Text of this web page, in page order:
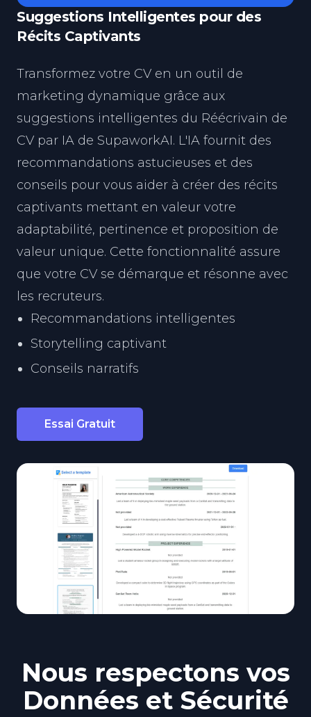
Suggestions Intelligentes pour des
Récits Captivants
Transformez votre CV en un outil de
marketing dynamique grâce aux
suggestions intelligentes du Réécrivain de
CV par IA de SupaworkAI. L'IA fournit des
recommandations astucieuses et des
conseils pour vous aider à créer des récits
captivants mettant en valeur votre
adaptabilité, pertinence et proposition de
valeur unique. Cette fonctionnalité assure
que votre CV se démarque et résonne avec
les recruteurs.
Recommandations intelligentes
Storytelling captivant
Conseils narratifs
Essai Gratuit
Nous respectons vos
Données et Sécurité